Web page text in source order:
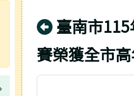
回上頁
臺南市
賽榮獲全市